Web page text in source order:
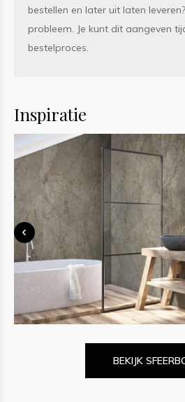
bestellen en later uit laten
probleem. Je kunt dit aangeven
bestelproces.
Inspiratie
BEKIJK